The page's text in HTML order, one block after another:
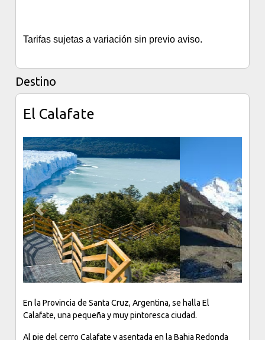
Tarifas sujetas a variación sin previo aviso.
Destino
El Calafate
Previous Next
En la Provincia de Santa Cruz, Argentina, se halla El
Calafate, una pequeña y muy pintoresca ciudad.